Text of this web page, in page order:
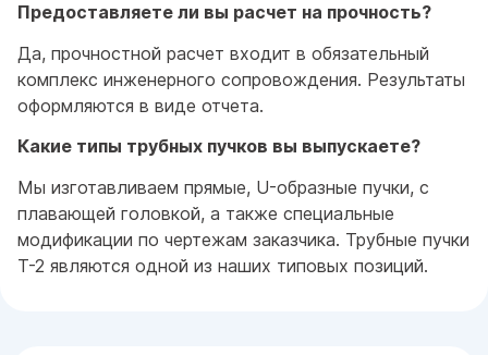
Предоставляете ли вы расчет на прочность?
Да, прочностной расчет входит в обязательный
комплекс инженерного сопровождения. Результаты
оформляются в виде отчета.
Какие типы трубных пучков вы выпускаете?
Мы изготавливаем прямые, U-образные пучки, с
плавающей головкой, а также специальные
модификации по чертежам заказчика. Трубные пучки
Т-2 являются одной из наших типовых позиций.